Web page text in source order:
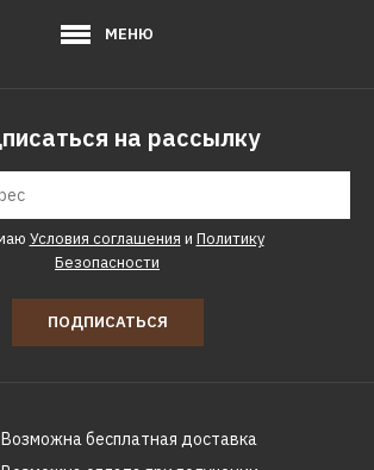
ЗУБР
12820р.
КУПИТЬ
ДОБАВИТЬ К СРАВНЕНИЮ
ДОБАВИТЬ В ПОЖЕЛАНИЯ
МЕНЮ
на рассылку
Условия соглашения и Политику
Безопасности
ПОДПИСАТЬСЯ
Возможна бесплатная доставка